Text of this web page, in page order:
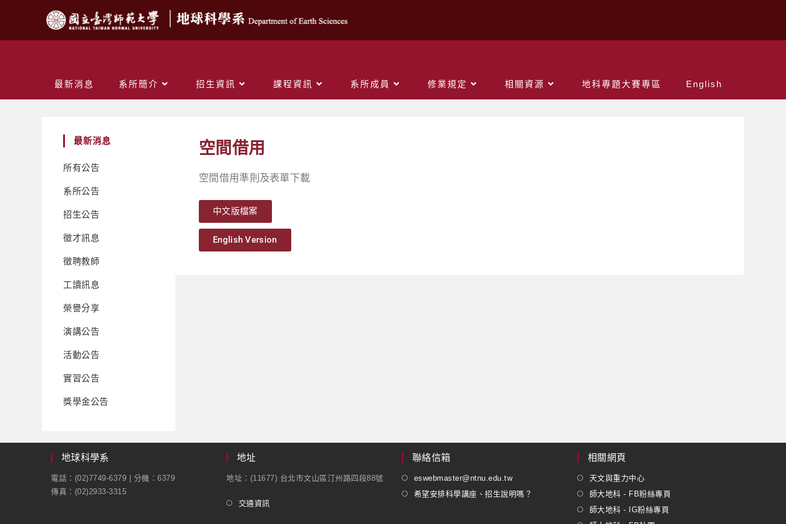
最新消息 系所簡介 招生資訊 課程資訊 系所成員 修業規定 相關資源 地科專題大賽專區 English
最新消息
所有公告
系所公告
招生公告
徵才訊息
徵聘教師
工讀訊息
榮譽分享
演講公告
活動公告
實習公告
獎學金公告
空間借用
空間借用準則及表單下載
中文版檔案
English Version
地球科學系
電話：(02)7749-6379 | 分機：6379
傳真：(02)2933-3315
地址
地址：(11677) 台北市文山區汀州路四段88號
交通資訊
聯絡信箱
eswebmaster@ntnu.edu.tw
希望安排科學講座、招生說明嗎？
相關網頁
天文與重力中心
師大地科 - FB粉絲專頁
師大地科 - IG粉絲專頁